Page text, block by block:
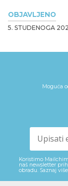
OBJAVLJENO
5. STUDENOGA
Moguća
Koristimo
naš newsletter
obradu. Saznaj više